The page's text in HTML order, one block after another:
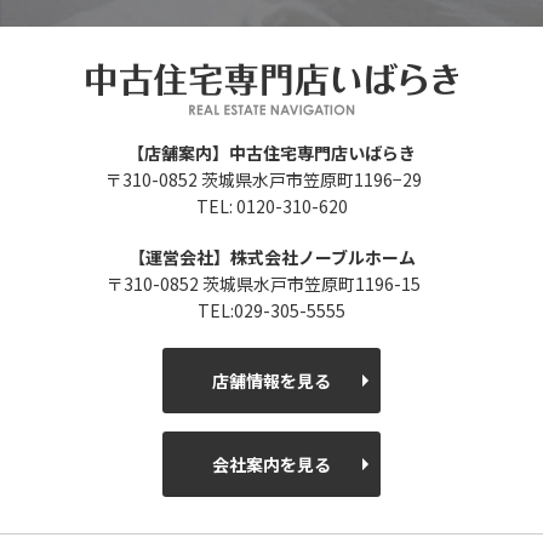
【店舗案内】中古住宅専門店いばらき
〒310-0852 茨城県水戸市笠原町1196−29
TEL: 0120-310-620
【運営会社】株式会社ノーブルホーム
〒310-0852 茨城県水戸市笠原町1196-15
TEL:029-305-5555
店舗情報を見る
会社案内を見る